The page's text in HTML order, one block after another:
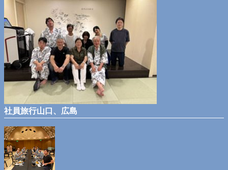
社員旅行山口、広島